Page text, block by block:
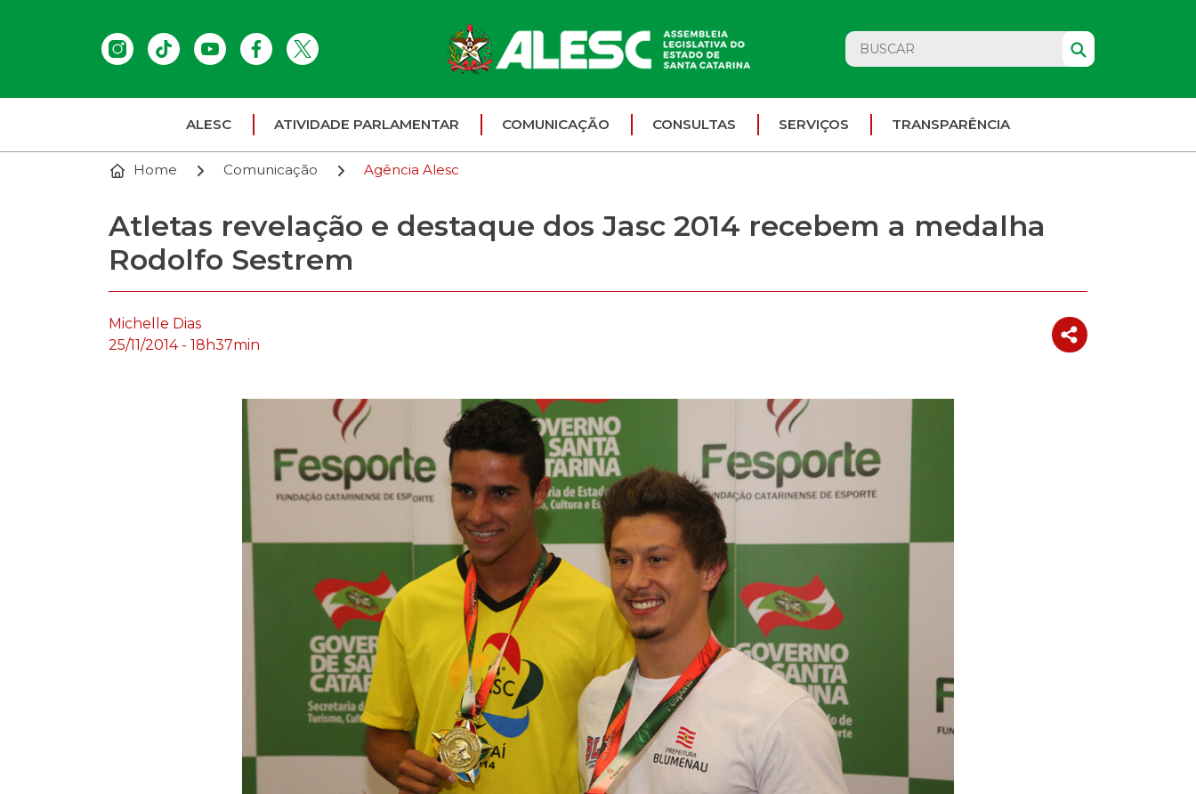
ALESC ATIVIDADE PARLAMENTAR COMUNICAÇÃO CONSULTAS SERVIÇOS TRANSPARÊNCIA
Home Comunicação Agência Alesc
Atletas revelação e destaque dos Jasc 2014 recebem a medalha
Rodolfo Sestrem
Michelle Dias
25/11/2014 - 18h37min